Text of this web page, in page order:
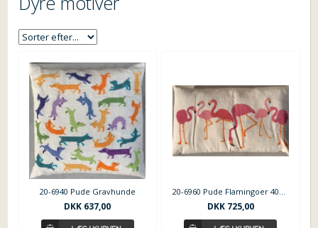
20-6940 Pude Gravhunde
DKK 637,00 DKK725,00